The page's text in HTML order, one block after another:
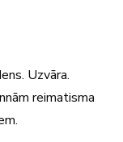
Uzvāra.
reimatisma